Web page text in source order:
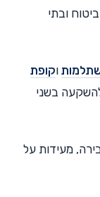
ובתי
וקופת
בשני
מעידות על